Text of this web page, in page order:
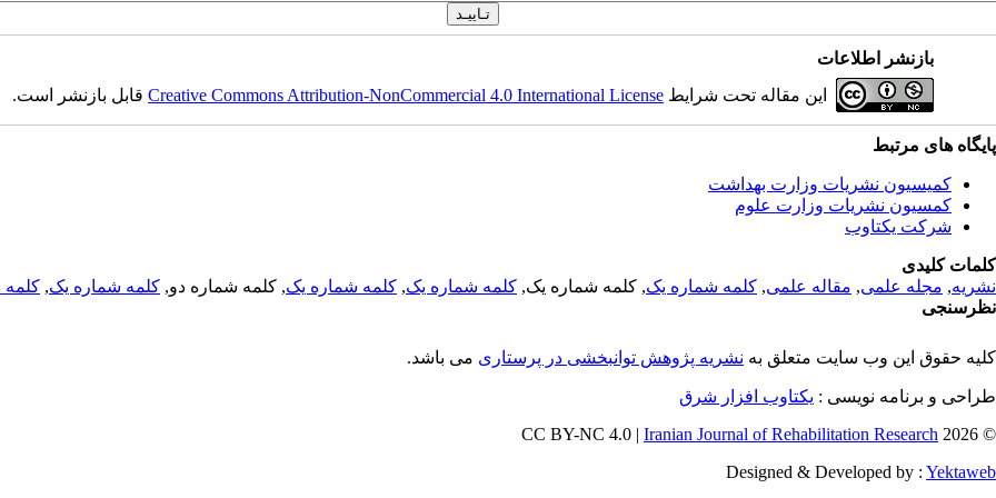
بازنشر اطلاعات
این مقاله تحت شرایط Creative Commons Attribution-NonCommercial 4.0 International Licenseقابل بازنشر است.
پایگاه های مرتبط
کمیسیون نشریات وزارت بهداشت
کمسیون نشریات وزارت علوم
شرکت یکتاوب
کلمات کلیدی
نشریه, مجله علمی, مقاله علمی, کلمه شماره یک, کلمه شماره یک, کلمه شماره یک, کلمه شماره یک, کلمه شماره دو, کلمه شماره یک, کلمه
نظرسنجی
کلیه حقوق این وب سایت متعلق به نشریه پژوهش توانبخشی در پرستاری می باشد.
طراحی و برنامه نویسی : یکتاوب افزار شرق
© 2026 CC BY-NC 4.0 |
Iranian Journal of Rehabilitation Research
Designed & Developed by : Yektaweb